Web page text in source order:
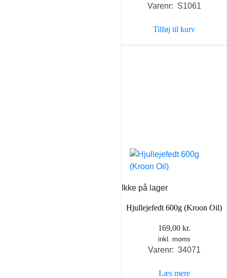
pris
89,00 kr..
Varenr: S1061
Tilføj til kurv
Ikke på lager
Hjullejefedt 600g (Kroon Oil)
169,00 kr.
inkl. moms
Varenr: 34071
Læs mere